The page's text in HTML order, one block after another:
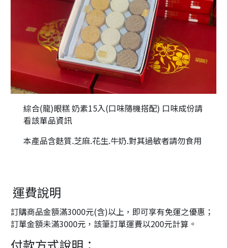
綜合(龍)眼糕 奶素15入(口味隨機搭配) 口味成份請
看該單品資訊
本產品含麩質.芝麻.花生.牛奶.對其過敏者請勿食用
運費說明
訂購商品金額滿3000元(含)以上，即可享有免運之優惠；
訂單金額未滿3000元，該筆訂單運費以200元計算。